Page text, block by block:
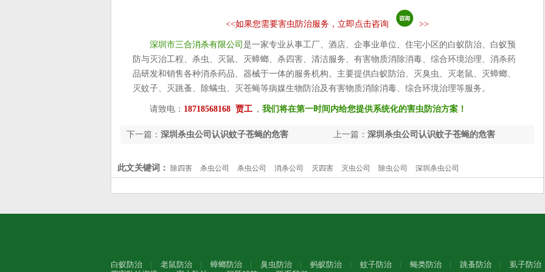
<<如果您需要害虫防治服务，立即点击咨询 >>
深圳市三合消杀有限公司 是一家专业从事工厂、酒店、企事业单位、住宅小区的白蚁防治、白蚁预
防与灭治工程、杀虫、灭鼠、灭蟑螂、杀四害、清洁服务、有害物质消除消毒、综合环境治理、消杀药
品研发和销售各种消杀药品、器械于一体的服务机构。主要提供白蚁防治、灭臭虫、灭老鼠、灭蟑螂、
灭蚊子、灭跳蚤、除螨虫、灭苍蝇等病媒生物防治及有害物质消除消毒、综合环境治理等服务。
请致电： 18718568168 贾工 ， 我们将在第一时间内给您提供系统化的害虫防治方案！
上一篇： 深圳杀虫公司认识蚊子苍蝇的危害
下一篇： 深圳杀虫公司认识蚊子苍蝇的危害
此文关键词： 除四害 杀虫公司 杀虫公司 消杀公司 灭四害 灭虫公司 除虫公司 深圳杀虫公司
白蚁防治 老鼠防治 蟑螂防治 臭虫防治 蚂蚁防治 蚊子防治 蝇类防治 跳蚤防治 虱子防治